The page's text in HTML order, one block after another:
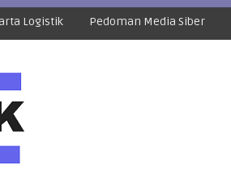
Logistik Pedoman Media Siber